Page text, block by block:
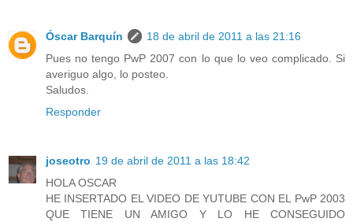
Óscar Barquín
18 de abril de 2011 a las 21:16
Pues no tengo PwP 2007 con lo que lo veo complicado. Si
averiguo algo, lo posteo.
Saludos.
Responder
joseotro 19 de abril de 2011 a las 18:42
HOLA OSCAR
HE INSERTADO EL VIDEO DE YUTUBE CON EL PwP 2003
QUE TIENE UN AMIGO Y LO HE CONSEGUIDO